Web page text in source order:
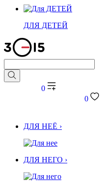
ДЛЯ ДЕТЕЙ
0
0
ДЛЯ НЕЁ ›
ДЛЯ НЕГО ›